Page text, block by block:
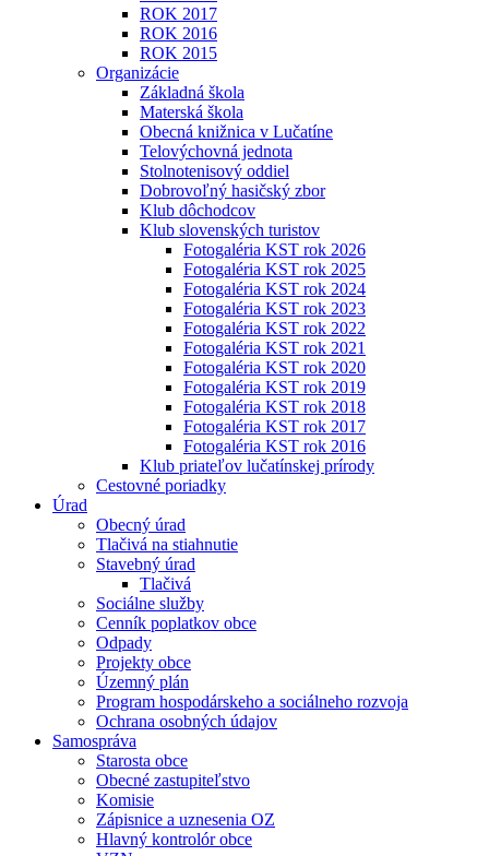
ROK 2017
ROK 2016
ROK 2015
Organizácie
Základná škola
Materská škola
Obecná knižnica v Lučatíne
Telovýchovná jednota
Stolnotenisový oddiel
Dobrovoľný hasičský zbor
Klub dôchodcov
Klub slovenských turistov
Fotogaléria KST rok 2026
Fotogaléria KST rok 2025
Fotogaléria KST rok 2024
Fotogaléria KST rok 2023
Fotogaléria KST rok 2022
Fotogaléria KST rok 2021
Fotogaléria KST rok 2020
Fotogaléria KST rok 2019
Fotogaléria KST rok 2018
Fotogaléria KST rok 2017
Fotogaléria KST rok 2016
Klub priateľov lučatínskej prírody
Cestovné poriadky
Úrad
Obecný úrad
Tlačivá na stiahnutie
Stavebný úrad
Tlačivá
Sociálne služby
Cenník poplatkov obce
Odpady
Projekty obce
Územný plán
Program hospodárskeho a sociálneho rozvoja
Ochrana osobných údajov
Samospráva
Starosta obce
Obecné zastupiteľstvo
Komisie
Zápisnice a uznesenia OZ
Hlavný kontrolór obce